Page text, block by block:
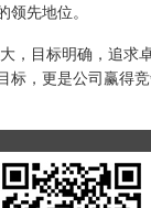
领先地位。
，目标明确，追求
标，更是公司赢得